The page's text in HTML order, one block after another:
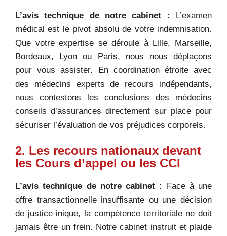
L’avis technique de notre cabinet : L’examen
médical est le pivot absolu de votre indemnisation.
Que votre expertise se déroule à Lille, Marseille,
Bordeaux, Lyon ou Paris, nous nous déplaçons
pour vous assister. En coordination étroite avec
des médecins experts de recours indépendants,
nous contestons les conclusions des médecins
conseils d’assurances directement sur place pour
sécuriser l’évaluation de vos préjudices corporels.
2. Les recours nationaux devant
les Cours d’appel ou les CCI
L’avis technique de notre cabinet :
Face à une
offre transactionnelle insuffisante ou une décision
de justice inique, la compétence territoriale ne doit
jamais être un frein. Notre cabinet instruit et plaide